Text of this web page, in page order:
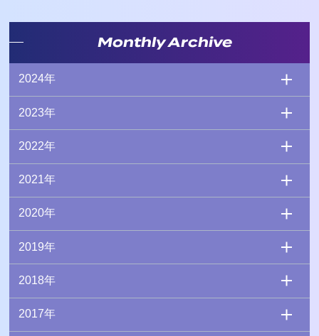
Monthly Archive
2024年
2023年
2022年
2021年
2020年
2019年
2018年
2017年